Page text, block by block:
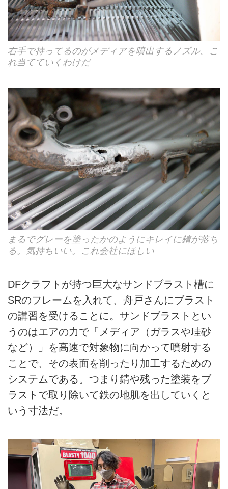
右手で持ってるのがメディアを噴出するノズル。こ
れ当てていくわけだ
まるでグレーを塗ったかのようにキレイに錆が落ち
る。気持ちいい。これ会社にほしい
DFクラフトが持つ巨大なサンドブラスト槽に
SRのフレームを入れて、舟戸さんにブラスト
の講習を受けることに。サンドブラストとい
うのはエアの力で「メディア（ガラスや珪砂
など）」を高速で対象物に向かって噴射する
ことで、その表面を削ったり加工するための
システムである。つまり錆や残った塗装をブ
ラストで取り除いて鉄の地肌を出していくと
いう寸法だ。